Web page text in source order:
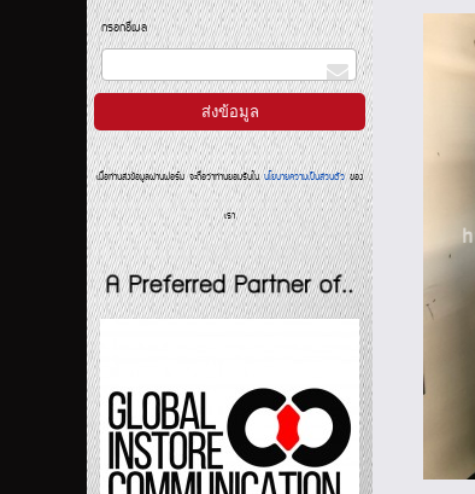
กรอกอีเมล
เมื่อท่านส่งข้อมูลผ่านฟอร์ม จะถือว่าท่านยอมรับในนโยบายความเป็นส่วนตัวของ
เรา